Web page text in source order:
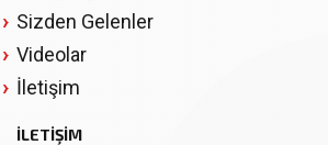
Sizden Gelenler
Videolar
İletişim
İLETİŞİM